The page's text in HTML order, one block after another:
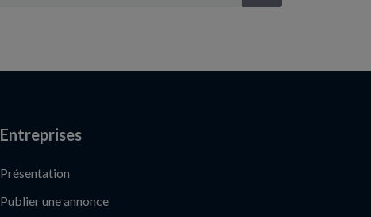
Entreprises
Présentation
Publier une annonce